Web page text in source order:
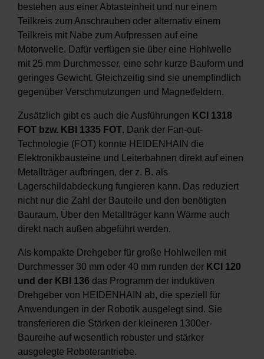
bestehen aus einer Abtasteinheit und nur einem
Teilkreis zum Anschrauben oder alternativ einem
Teilkreis mit Nabe zum Aufpressen auf eine
Motorwelle. Dafür verfügen sie über eine Hohlwelle
mit 25 mm Durchmesser, eine sehr kurze Bauform und
geringes Gewicht. Gleichzeitig sind sie unempfindlich
gegenüber Verschmutzungen und Magnetfeldern.
Zusätzlich gibt es auch die Ausführungen KCI 1318
FOT bzw. KBI 1335 FOT. Dank der Fan-out-
Technologie (FOT) konnte HEIDENHAIN die
Elektronikbausteine und Leiterbahnen direkt auf einen
Metallträger aufbringen, der z. B. als
Lagerschildabdeckung fungieren kann. Das reduziert
nicht nur die Zahl der Bauteile und den benötigten
Bauraum. Über den Metallträger kann Wärme auch
direkt nach außen abgeführt werden.
Als kompakte Drehgeber für große Hohlwellen mit
Durchmesser 30 mm oder 40 mm runden der KCI 120
und der KBI 136 das Programm der induktiven
Drehgeber von HEIDENHAIN ab, die speziell für
Anwendungen in der Robotik ausgelegt sind. Sie
transferieren die Stärken der kleineren 1300er-
Baureihe auf wesentlich robuster und stärker
ausgelegte Roboterantriebe.